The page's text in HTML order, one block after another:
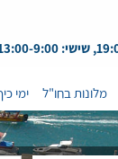
מלונות בחו"ל ימי